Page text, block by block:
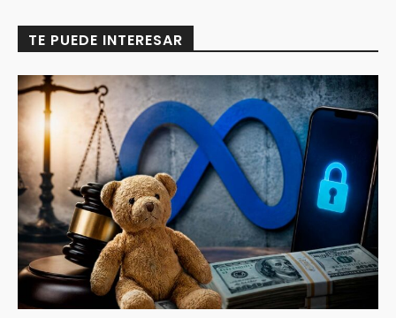
TE PUEDE INTERESAR